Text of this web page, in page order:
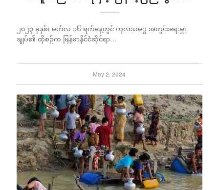
၂၀၂၃ ခုနှစ်၊ မတ်လ ၁၆ ရက်နေ့တွင် ကုလသမဂ္ဂ အတွင်းရေးမှူး
ချုပ်၏ ထိုစဉ်က မြန်မာနိုင်ငံဆိုင်ရာ…
May 2, 2024